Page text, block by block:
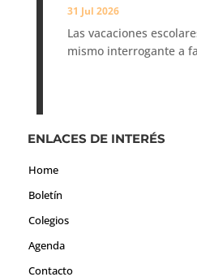
31 Jul 2026
Las vacaciones
mismo interrogante a
ENLACES DE INTERÉS
Home
Boletín
Colegios
Agenda
Contacto